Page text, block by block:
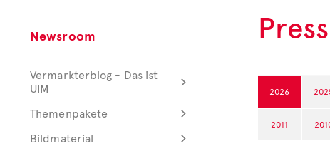
Newsroom
Vermarkterblog - Das ist
UIM
Themenpakete
Bildmaterial
2026
2011